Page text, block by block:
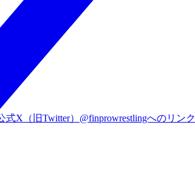
式X（旧Twitter）@finprowrestlingへのリンク